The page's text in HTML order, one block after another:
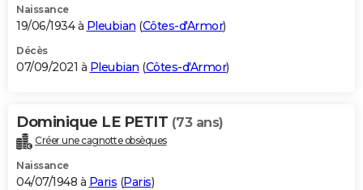
Naissance
19/06/1934 à Pleubian (Côtes-d'Armor)
Décès
07/09/2021 à Pleubian (Côtes-d'Armor)
Dominique LE PETIT (73 ans)
Créer une cagnotte obsèques
Naissance
04/07/1948 à Paris (Paris)